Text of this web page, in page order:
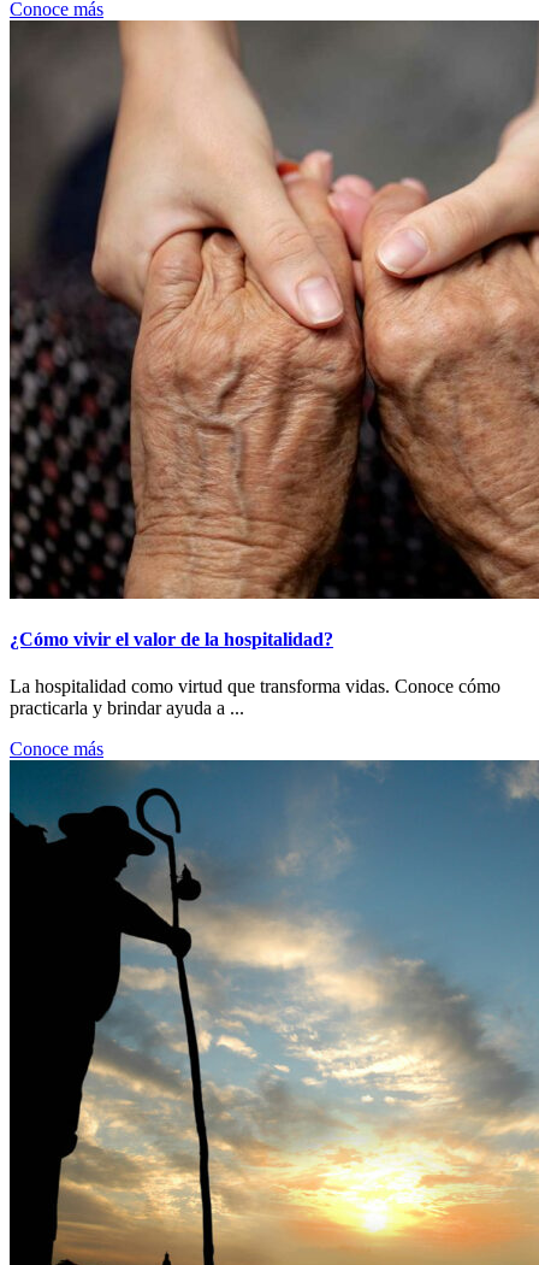
Conoce más
¿Cómo vivir el valor de la hospitalidad?
La hospitalidad como virtud que transforma vidas. Conoce cómo
practicarla y brindar ayuda a ...
Conoce más